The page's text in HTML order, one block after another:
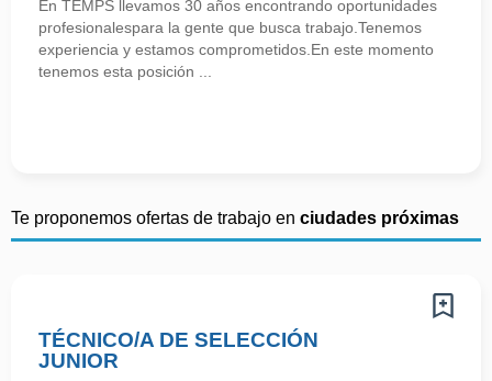
En TEMPS llevamos 30 años encontrando oportunidades
profesionalespara la gente que busca trabajo.Tenemos
experiencia y estamos comprometidos.En este momento
tenemos esta posición ...
Te proponemos ofertas de trabajo en ciudades próximas
TÉCNICO/A DE SELECCIÓN
JUNIOR